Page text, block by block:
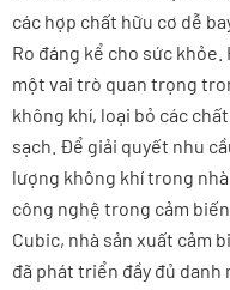
các hợp chất hữu cơ dễ
Ro đáng kể cho sức
một vai trò quan trọng
không khí, loại bỏ các
sạch. Để giải quyết nhu
lượng không khí trong
công nghệ trong cảm
Cubic, nhà sản xuất cảm
đã phát triển đầy đủ danh